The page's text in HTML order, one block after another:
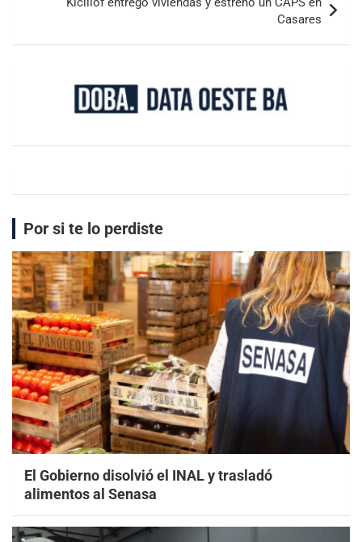
Casares
Por si te lo perdiste
El Gobierno disolvió el INAL y trasladó
alimentos al Senasa